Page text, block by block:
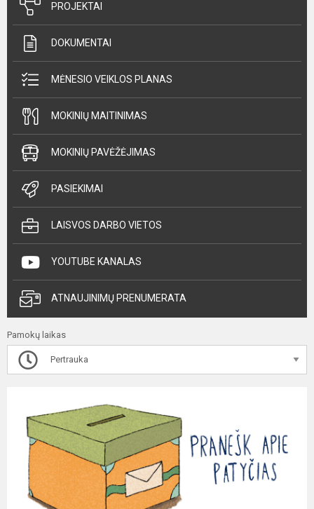
PROJEKTAI
DOKUMENTAI
MĖNESIO VEIKLOS PLANAS
MOKINIŲ MAITINIMAS
MOKINIŲ PAVĖŽĖJIMAS
PASIEKIMAI
LAISVOS DARBO VIETOS
YOUTUBE KANALAS
ATNAUJINIMŲ PRENUMERATA
Pamokų laikas
Pertrauka